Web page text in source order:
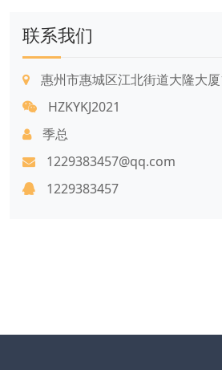
联系我们
惠州市惠城区江北街道大隆大
HZKYKJ2021
季总
1229383457@qq.com
1229383457